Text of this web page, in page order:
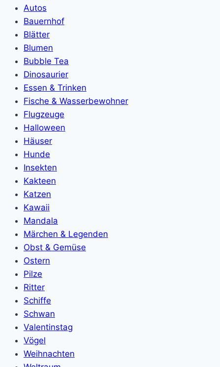
Autos
Bauernhof
Blätter
Blumen
Bubble Tea
Dinosaurier
Essen & Trinken
Fische & Wasserbewohner
Flugzeuge
Halloween
Häuser
Hunde
Insekten
Kakteen
Katzen
Kawaii
Mandala
Märchen & Legenden
Obst & Gemüse
Ostern
Pilze
Ritter
Schiffe
Schwan
Valentinstag
Vögel
Weihnachten